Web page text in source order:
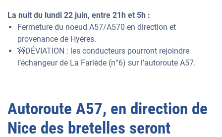
La nuit du lundi 22 juin, entre 21h et 5h :
Fermeture du noeud A57/A570 en direction et
provenance de Hyères.
🚧DÉVIATION : les conducteurs pourront rejoindre
l’échangeur de La Farlède (n°6) sur l’autoroute A57.
Autoroute A57, en direction de
Nice des bretelles seront